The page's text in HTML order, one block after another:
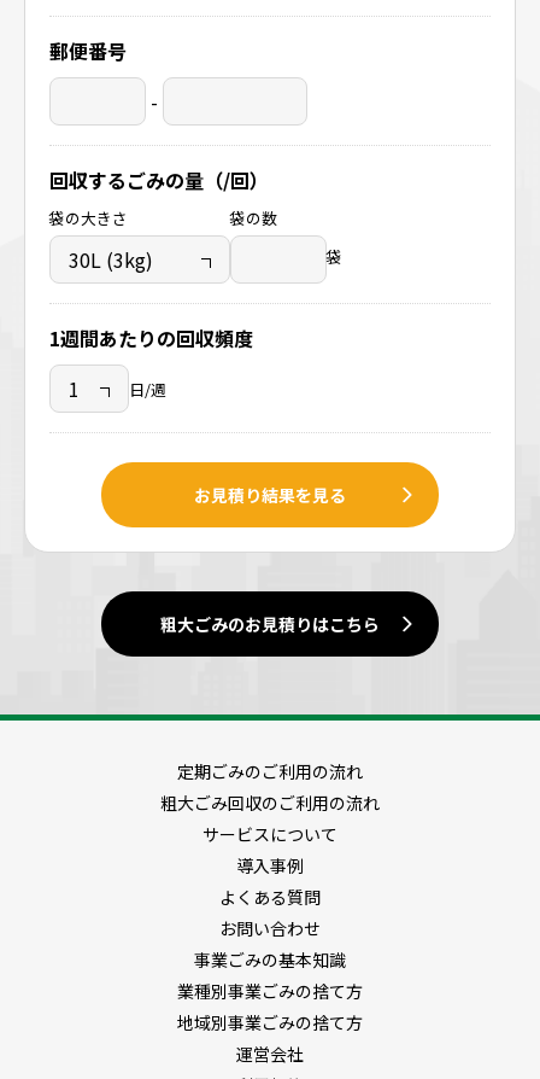
郵便番号
-
回収するごみの量（/回）
袋の大きさ
袋の数
袋
1週間あたりの回収頻度
日/週
お見積り結果を見る
粗大ごみのお見積りはこちら
定期ごみのご利用の流れ
粗大ごみ回収のご利用の流れ
サービスについて
導入事例
よくある質問
お問い合わせ
事業ごみの基本知識
業種別事業ごみの捨て方
地域別事業ごみの捨て方
運営会社